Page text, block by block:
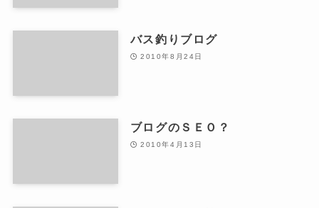
バス釣りブログ
2010年8月24日
ブログのＳＥＯ？
2010年4月13日